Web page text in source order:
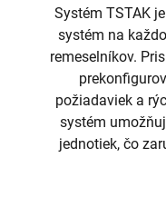
Systém TSTAK
systém na
remeselníkov.
požiadaviek a
systém
jednotiek, čo